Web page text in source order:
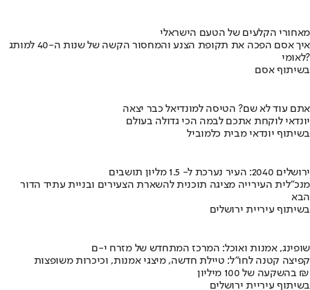
מאחורי הקלעים של הטעם הישראלי
איך אסם הפכה את תקופת הצנע והמחסור הקשה של שנות ה-40 למותג
לאומי?
בשיתוף אסם
אתם עוד לא שם? הטיסה למונדיאל כבר יצאה
יונדאי לוקחת אתכם לבמה הכי גדולה בעולם
בשיתוף יונדאי מבית כלמוביל
ירושלים 2040: העיר נערכת ל- 1.5 מליון תושבים
מנכ"לית העירייה מציגה תוכנית להשארת הצעירים ובניית עתיד הדור
הבא
בשיתוף עיריית ירושלים
שופינג, אמנות ואוכל: המרכז המתחדש של מזרח י-ם
קפיצה קטנה לחו"ל: טיילת חדשה, מיצגי אמנות, וכיכרות משופצות
בהשקעה של 100 מיליון ₪
בשיתוף עיריית ירושלים